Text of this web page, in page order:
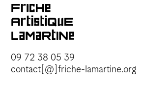
09 72 38 05 39
contact[@]friche-lamartine.org